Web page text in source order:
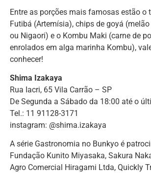
Entre as porções mais famosas estão o
Futibá (Artemísia), chips de goyá
ou Nigaori) e o Kombu Maki (carne de
enrolados em alga marinha Kombu),
conhecer!
Shima Izakaya
Rua Iacri, 65 Vila Carrão – SP
De Segunda a Sábado da 18:00 até o
Tel.: 11 91128-3171
instagram: @shima.izakaya
A série Gastronomia no Bunkyo é
Fundação Kunito Miyasaka, Sakura
Agro Comercial Hiragami Ltda, Quickly